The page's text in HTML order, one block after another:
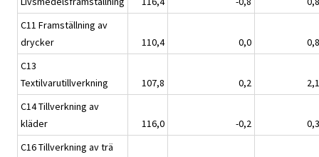
C11 Framställning av
drycker
110,4 0,0
0,8
C13
Textilvarutillverkning
107,8 0,2
2,1
C14 Tillverkning av
kläder
116,0 -0,2
0,3
C16 Tillverkning av trä